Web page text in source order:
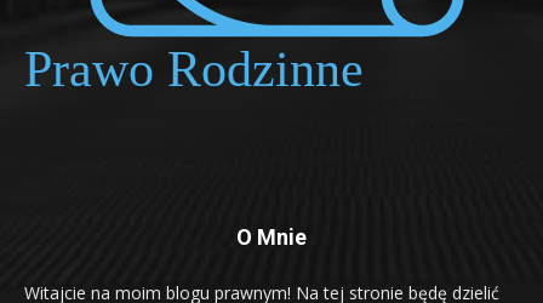
O Mnie
Witajcie na moim blogu prawnym! Na tej stronie będę dzielić